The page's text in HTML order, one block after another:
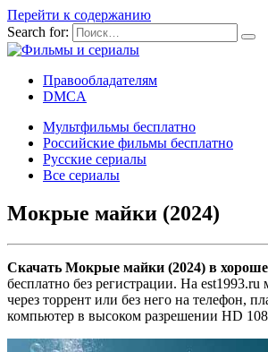
Перейти к содержанию
Search for:
Правообладателям
DMCA
Мультфильмы бесплатно
Российские фильмы бесплатно
Русские сериалы
Все сериалы
Мокрые майки (2024)
Скачать Мокрые майки (2024) в
бесплатно без регистрации. На est1993.ru
через торрент или без него на телефон,
компьютер в высоком разрешении HD